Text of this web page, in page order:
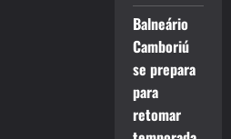
Balneário
Camboriú
se prepara
para
retomar